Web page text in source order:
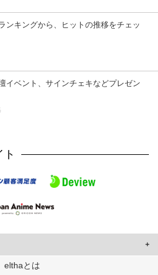
ンキングから、ヒットの推移をチェッ
イベント、サインチェキなどプレゼン
ト
、ユーザーに合わせたコンテンツや広告の
elthaとは